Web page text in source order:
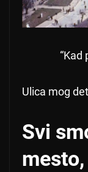
“Kad
Ulica mog
Svi